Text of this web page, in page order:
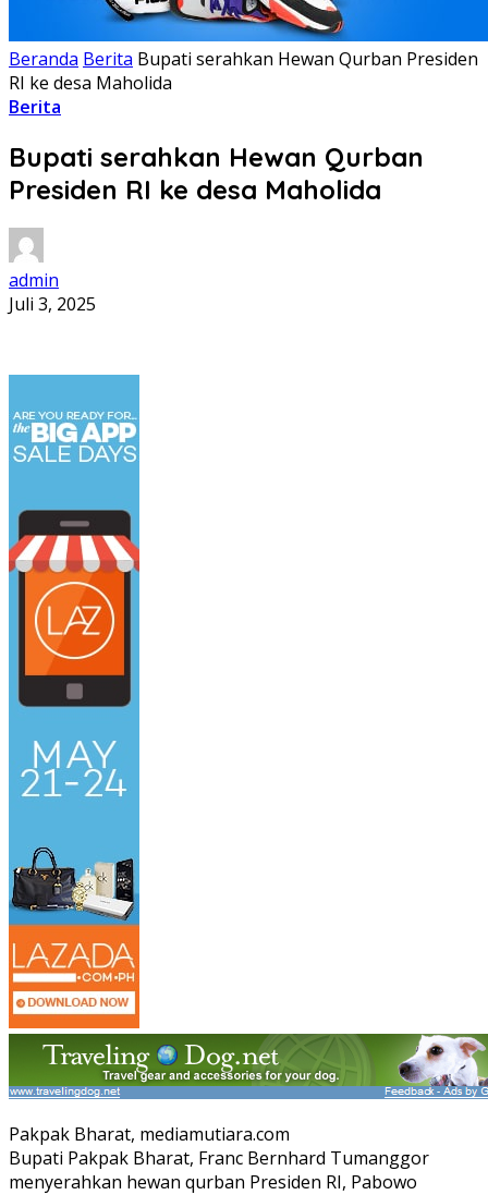
Beranda Berita Bupati serahkan Hewan Qurban Presiden
RI ke desa Maholida
Berita
Bupati serahkan Hewan Qurban
Presiden RI ke desa Maholida
admin
Juli 3, 2025
Pakpak Bharat, mediamutiara.com
Bupati Pakpak Bharat, Franc Bernhard Tumanggor
menyerahkan hewan qurban Presiden RI, Pabowo